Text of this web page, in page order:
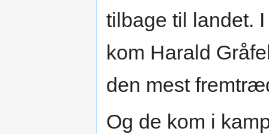
tilbage til landet.
kom Harald
den mest
Og de kom i